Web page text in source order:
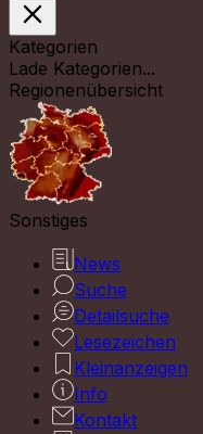
Kategorien
Lade Kategorien...
Regionenübersicht
Sonstiges
News
Suche
Detailsuche
Lesezeichen
Kleinanzeigen
Info
Kontakt